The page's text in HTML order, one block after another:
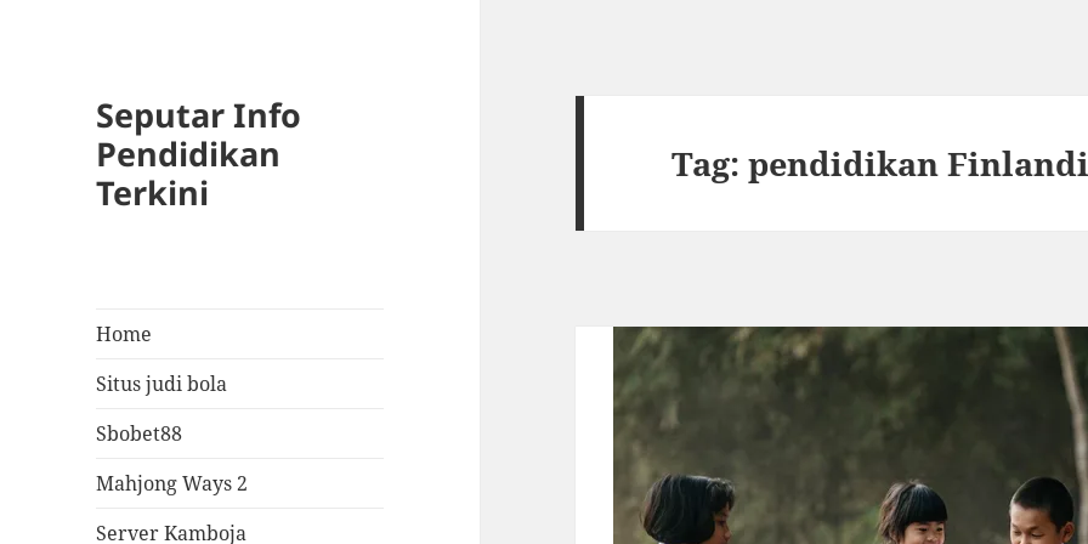
Seputar Info
Pendidikan
Terkini
Home
Situs judi bola
Sbobet88
Mahjong Ways 2
Server Kamboja
Tag:pendidikan